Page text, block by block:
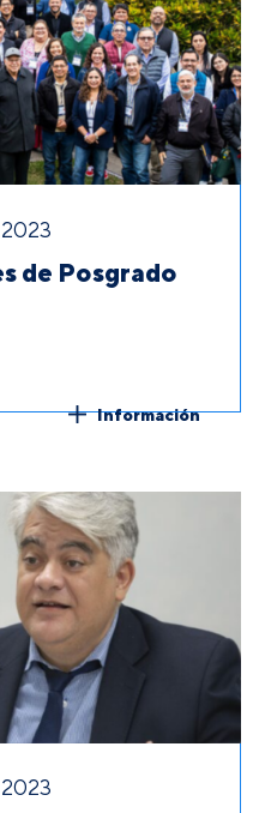
de Posgrado
Información